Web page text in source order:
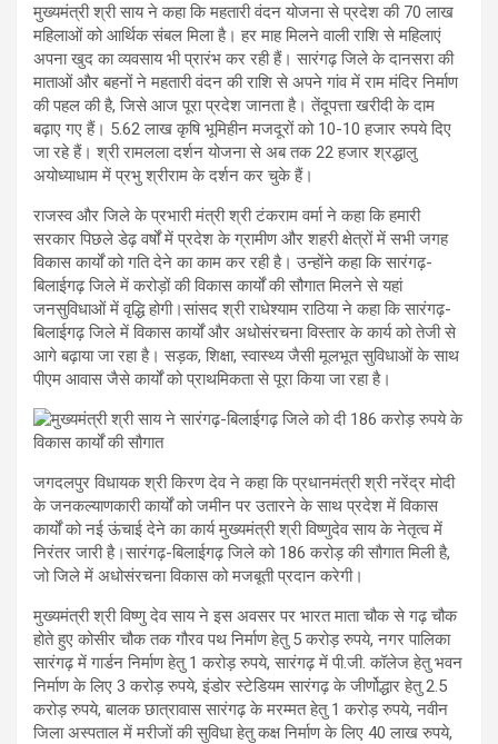
मुख्यमंत्री श्री साय ने कहा कि महतारी वंदन योजना से प्रदेश की 70 लाख
महिलाओं को आर्थिक संबल मिला है। हर माह मिलने वाली राशि से महिलाएं
अपना खुद का व्यवसाय भी प्रारंभ कर रही हैं। सारंगढ़ जिले के दानसरा की
माताओं और बहनों ने महतारी वंदन की राशि से अपने गांव में राम मंदिर निर्माण
की पहल की है, जिसे आज पूरा प्रदेश जानता है। तेंदूपत्ता खरीदी के दाम
बढ़ाए गए हैं। 5.62 लाख कृषि भूमिहीन मजदूरों को 10-10 हजार रुपये दिए
जा रहे हैं। श्री रामलला दर्शन योजना से अब तक 22 हजार श्रद्धालु
अयोध्याधाम में प्रभु श्रीराम के दर्शन कर चुके हैं।
राजस्व और जिले के प्रभारी मंत्री श्री टंकराम वर्मा ने कहा कि हमारी
सरकार पिछले डेढ़ वर्षों में प्रदेश के ग्रामीण और शहरी क्षेत्रों में सभी जगह
विकास कार्यों को गति देने का काम कर रही है। उन्होंने कहा कि सारंगढ़-
बिलाईगढ़ जिले में करोड़ों की विकास कार्यों की सौगात मिलने से यहां
जनसुविधाओं में वृद्धि होगी।सांसद श्री राधेश्याम राठिया ने कहा कि सारंगढ़-
बिलाईगढ़ जिले में विकास कार्यों और अधोसंरचना विस्तार के कार्य को तेजी से
आगे बढ़ाया जा रहा है। सड़क, शिक्षा, स्वास्थ्य जैसी मूलभूत सुविधाओं के साथ
पीएम आवास जैसे कार्यों को प्राथमिकता से पूरा किया जा रहा है।
जगदलपुर विधायक श्री किरण देव ने कहा कि प्रधानमंत्री श्री नरेंद्र मोदी
के जनकल्याणकारी कार्यों को जमीन पर उतारने के साथ प्रदेश में विकास
कार्यों को नई ऊंचाई देने का कार्य मुख्यमंत्री श्री विष्णुदेव साय के नेतृत्व में
निरंतर जारी है।सारंगढ़-बिलाईगढ़ जिले को 186 करोड़ की सौगात मिली है,
जो जिले में अधोसंरचना विकास को मजबूती प्रदान करेगी।
मुख्यमंत्री श्री विष्णु देव साय ने इस अवसर पर भारत माता चौक से गढ़ चौक
होते हुए कोसीर चौक तक गौरव पथ निर्माण हेतु 5 करोड़ रुपये, नगर पालिका
सारंगढ़ में गार्डन निर्माण हेतु 1 करोड़ रुपये, सारंगढ़ में पी.जी. कॉलेज हेतु भवन
निर्माण के लिए 3 करोड़ रुपये, इंडोर स्टेडियम सारंगढ़ के जीर्णोद्धार हेतु 2.5
करोड़ रुपये, बालक छात्रावास सारंगढ़ के मरम्मत हेतु 1 करोड़ रुपये, नवीन
जिला अस्पताल में मरीजों की सुविधा हेतु कक्ष निर्माण के लिए 40 लाख रुपये,